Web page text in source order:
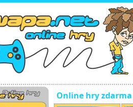
Online hry zdarma